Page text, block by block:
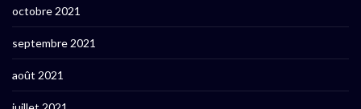
octobre 2021
septembre 2021
août 2021